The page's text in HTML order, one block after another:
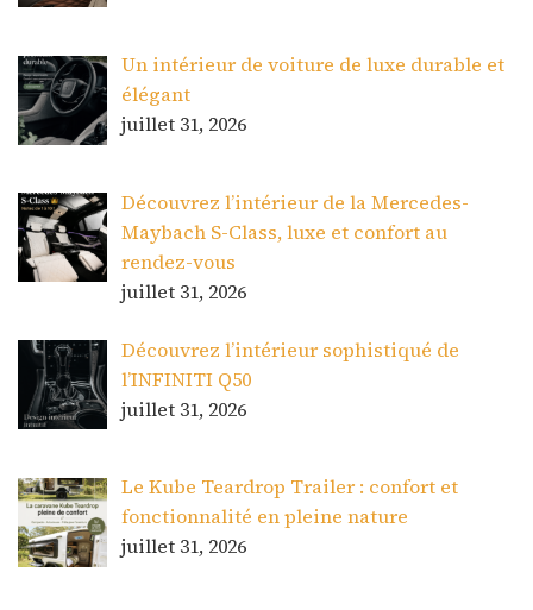
Un intérieur de voiture de luxe durable et
élégant
juillet 31, 2026
Découvrez l’intérieur de la Mercedes-
Maybach S-Class, luxe et confort au
rendez-vous
juillet 31, 2026
Découvrez l’intérieur sophistiqué de
l’INFINITI Q50
juillet 31, 2026
Le Kube Teardrop Trailer : confort et
fonctionnalité en pleine nature
juillet 31, 2026